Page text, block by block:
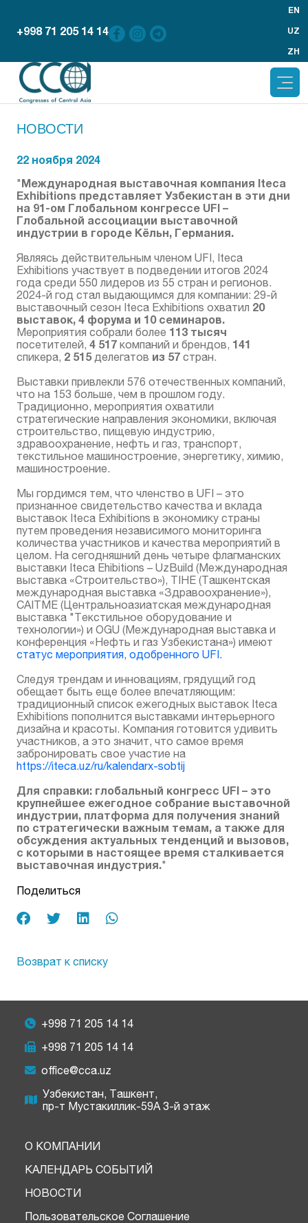
+998 71 205 14 14
EN
UZ
ZH
НОВОСТИ
22 ноября 2024
"Международная выставочная компания Iteca
Exhibitions представляет Узбекистан в эти дни
на 91-ом Глобальном конгрессе UFI –
Глобальной ассоциации выставочной
индустрии в городе Кёльн, Германия.
Являясь действительным членом UFI, Iteca
Exhibitions участвует в подведении итогов 2024
года среди 550 лидеров из 55 стран и регионов.
2024-й год стал выдающимся для компании: 29-й
выставочный сезон Iteca Exhibitions охватил 20
выставок, 4 форума и 10 семинаров.
Мероприятия собрали более 113 тысяч
посетителей, 4 517 компаний и брендов, 141
спикера, 2 515делегатов из 57 стран.
Выставки привлекли 576 отечественных компаний,
что на 153 больше, чем в прошлом году.
Традиционно, мероприятия охватили
стратегические направления экономики, включая
строительство, пищевую индустрию,
здравоохранение, нефть и газ, транспорт,
текстильное машиностроение, энергетику, химию,
машиностроение.
Мы гордимся тем, что членство в UFI – это
признанное свидетельство качества и вклада
выставок Iteca Exhibitions в экономику страны
путем проведения независимого мониторинга
количества участников и качества мероприятий в
целом. На сегодняшний день четыре флагманских
выставки Iteca Ehibitions – UzBuild (Международная
выставка «Строительство»), TIHE (Ташкентская
международная выставка «Здравоохранение»),
CAITME (Центральноазиатская международная
выставка "Текстильное оборудование и
технологии») и OGU (Международная выставка и
конференция «Нефть и газ Узбекистана») имеют
статус мероприятия, одобренного UFI.
Следуя трендам и инновациям, грядущий год
обещает быть еще более впечатляющим:
традиционный список ежегодных выставок Iteca
Exhibitions пополнится выставками интерьерного
дизайна и красоты. Компания готовится удивить
участников, а это значит, что самое время
забронировать свое участие на
https://iteca.uz/ru/kalendarx-sobtij
Для справки: глобальный конгресс UFI – это
крупнейшее ежегодное собрание выставочной
индустрии, платформа для получения знаний
по стратегически важным темам, а также для
обсуждения актуальных тенденций и вызовов,
с которыми в настоящее время сталкивается
выставочная индустрия."
Поделиться
Возврат к списку
+998 71 205 14 14
+998 71 205 14 14
office@cca.uz
Узбекистан, Ташкент,
пр-т Мустакиллик-59A 3-й этаж
О КОМПАНИИ
КАЛЕНДАРЬ СОБЫТИЙ
НОВОСТИ
Пользовательское Соглашение